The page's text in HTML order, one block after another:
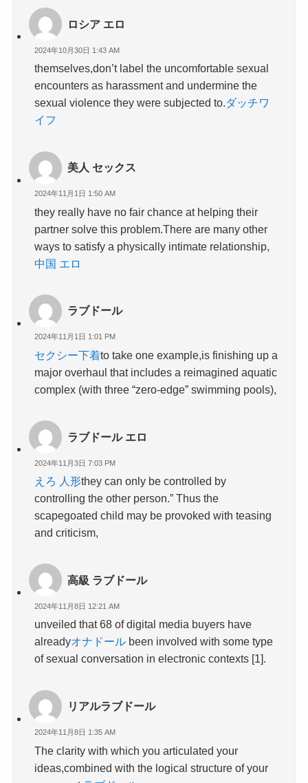
ロシア エロ
2024年10月30日 1:43 AM
themselves,don’t label the uncomfortable sexual
encounters as harassment and undermine the
sexual violence they were subjected to.ダッチワ
イフ
美人 セックス
2024年11月1日 1:50 AM
they really have no fair chance at helping their
partner solve this problem.There are many other
ways to satisfy a physically intimate relationship,
中国 エロ
ラブドール
2024年11月1日 1:01 PM
セクシー下着to take one example,is finishing up a
major overhaul that includes a reimagined aquatic
complex (with three “zero-edge” swimming pools),
ラブドール エロ
2024年11月3日 7:03 PM
えろ 人形they can only be controlled by
controlling the other person.” Thus the
scapegoated child may be provoked with teasing
and criticism,
高級 ラブドール
2024年11月8日 12:21 AM
unveiled that 68 of digital media buyers have
alreadyオナドール been involved with some type
of sexual conversation in electronic contexts [1].
リアルラブドール
2024年11月8日 1:35 AM
The clarity with which you articulated your
ideas,combined with the logical structure of your